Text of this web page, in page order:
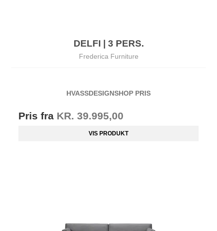
DELFI | 3 PERS.
Frederica Furniture
HVASSDESIGNSHOP PRIS
Pris fra KR. 39.995,00
VIS PRODUKT